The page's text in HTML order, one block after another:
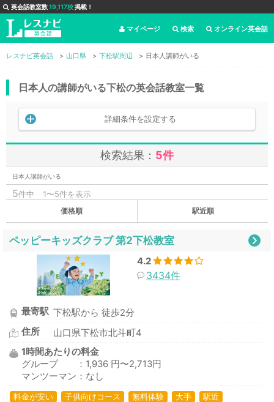
英会話教室数19,117校掲載！
オンライン英会話
検索
マイページ
レスナビ英会話 山口県 下松駅周辺 日本人講師がいる
日本人の講師がいる下松の英会話教室一覧
詳細条件を設定する
検索結果： 5件
日本人講師がいる
5件中 1〜5件を表示
価格順 駅近順
ペッピーキッズクラブ 第2下松教室
4.2
3434件
最寄駅 下松駅から 徒歩2分
住所
山口県下松市北斗町4
1時間あたりの料金
グループ ：1,936 円〜2,713円
マンツーマン：なし
料金が安い 子供向けコース 無料体験 大手 駅近